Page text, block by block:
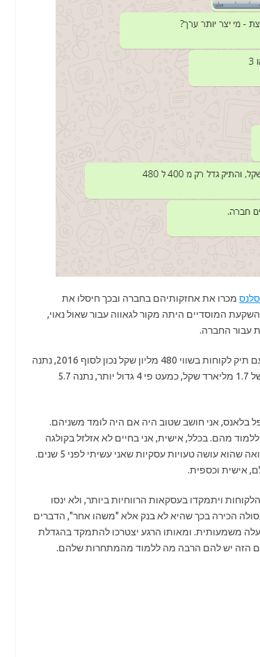
מכרו את אחזקותיהם בחברה ובכך חיסלו את
המוסדיים היתה מקור לגאווה עבור שאול נאוי,
עבור החברה.
דבר מעניין נוסף שאפשר לראות הוא שפנינסולה הקטנה, עם תיק לקוחות בשווי 480 מליון שקל נכון לסוף 2016, נתנה
בשנת 2016 2 מיליארד שקל אשראי, בעוד שנאוי עם תיק של 1.7 מליארד שקל, כמעט פי 4 גדול יותר, נתנה 5.7
בלאנס, אני חושב שטוב היה אם היה לומד משניהם.
מהם. בכלל, אישית, אני בחיים לא אזלזל בקולגה
שלי, גם אם הוא מנהל קרן קטנה של חצי מיליון שקל ואני רואה שהוא עושה טעויות עסקיות שאני עשיתי לפני 5 שנים.
אישית וכספית.
ויתמקדו בעסקאות הרווחיות ביותר, ולא ינסו
הכירה בכך שהיא לא בנק אלא "משהו אחר", הדברים
משמעותית. ומאותו הרגע יצטרכו להתמקד בהגדלת
הזה יש להם הרבה מה ללמוד מהמתחרות שלהם.